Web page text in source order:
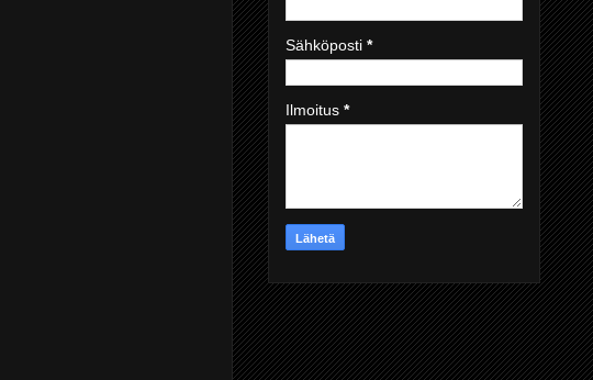
Sähköposti *
Ilmoitus *